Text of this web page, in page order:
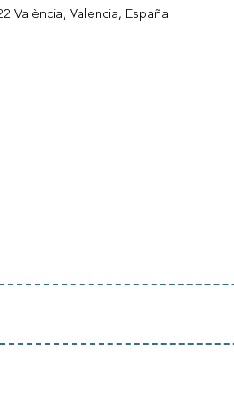
València, Valencia, España